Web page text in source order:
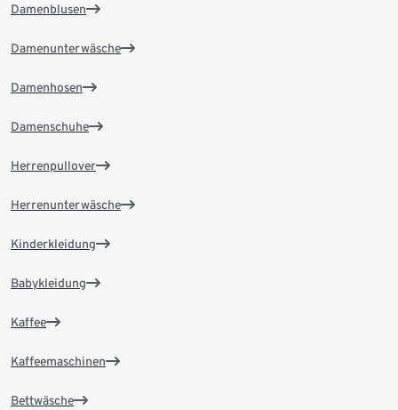
Damenblusen
Damenunterwäsche
Damenhosen
Damenschuhe
Herrenpullover
Herrenunterwäsche
Kinderkleidung
Babykleidung
Kaffee
Kaffeemaschinen
Bettwäsche